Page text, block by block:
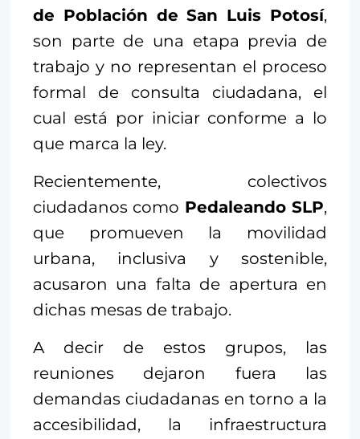
de Población de San Luis Potosí,
son parte de una etapa previa de
trabajo y no representan el proceso
formal de consulta ciudadana, el
cual está por iniciar conforme a lo
que marca la ley.
Recientemente, colectivos
ciudadanos como Pedaleando SLP,
que promueven la movilidad
urbana, inclusiva y sostenible,
acusaron una falta de apertura en
dichas mesas de trabajo.
A decir de estos grupos, las
reuniones dejaron fuera las
demandas ciudadanas en torno a la
accesibilidad, la infraestructura